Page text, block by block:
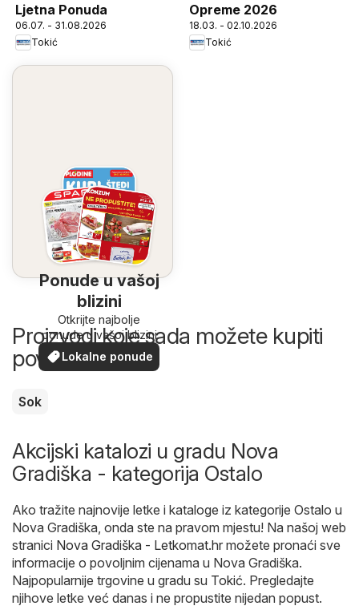
Ljetna Ponuda
06.07. - 31.08.2026
Tokić
Opreme 2026
18.03. - 02.10.2026
Tokić
Ponude u vašoj
blizini
Otkrijte najbolje
ponude u vašoj blizini
Lokalne ponude
Proizvodi koje sada možete kupiti
povoljnije
Sok
Akcijski katalozi u gradu Nova
Gradiška - kategorija Ostalo
Ako tražite najnovije letke i kataloge iz kategorije Ostalo u
Nova Gradiška, onda ste na pravom mjestu! Na našoj web
stranici Nova Gradiška - Letkomat.hr možete pronaći sve
informacije o povoljnim cijenama u Nova Gradiška.
Najpopularnije trgovine u gradu su Tokić. Pregledajte
njihove letke već danas i ne propustite nijedan popust.